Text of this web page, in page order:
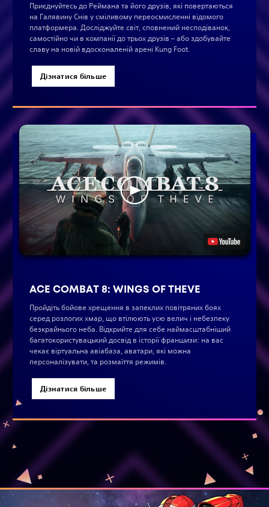
Приєднуйтесь до Реймана та його друзів, які повертаються
на Галявину Снів у сміливому переосмисленні відомого
платформера. Досліджуйте світ, сповнений несподіванок,
самостійно чи в компанії до трьох друзів – або здобувайте
славу на новій вдосконаленій арені Kung Foot.
Дізнатися більше
ACE COMBAT 8: WINGS OF THEVE
Пройдіть бойове хрещення в запеклих повітряних боях
серед розлогих хмар, що втілюють усю велич і небезпеку
безкрайнього неба. Відкрийте для себе наймасштабніший
багатокористувацький досвід в історії франшизи: на вас
чекає віртуальна авіабаза, аватари, які можна
персоналізувати, та розмаїття режимів.
Дізнатися більше